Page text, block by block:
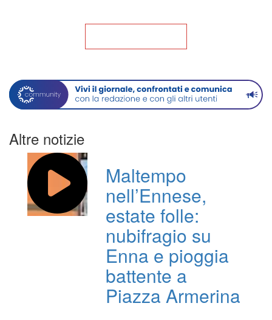
Altre notizie
Maltempo
nell’Ennese,
estate folle:
nubifragio su
Enna e pioggia
battente a
Piazza Armerina